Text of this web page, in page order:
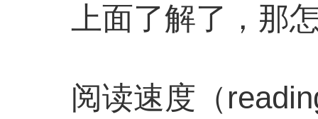
上面了解了，那
阅读速度（